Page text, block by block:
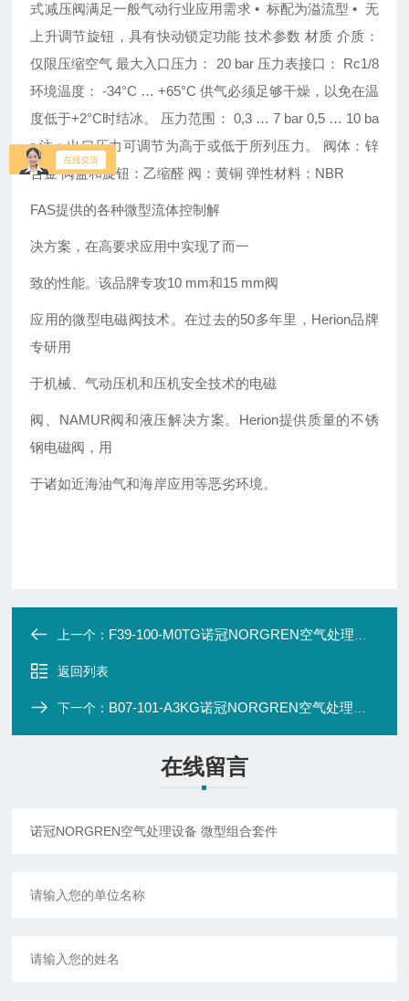
式减压阀满足一般气动行业应用需求 • 标配为溢流型• 无
上升调节旋钮，具有快动锁定功能技术参数 材质 介质：
仅限压缩空气 最大入口压力： 20 bar 压力表接口： Rc1/8
环境温度：-34°C … +65°C供气必须足够干燥，以免在温
度低于+2°C时结冰。 压力范围： 0,3 … 7 bar 0,5 … 10 ba
r注：出口压力可调节为高于或低于所列压力。 阀体：锌
合金 阀盖和旋钮：乙缩醛 阀：黄铜 弹性材料： NBR
FAS提供的各种微型流体控制解
决方案，在高要求应用中实现了而一
致的性能。该品牌专攻10 mm和15 mm阀
应用的微型电磁阀技术。在过去的50多年里，Herion品牌
专研用
于机械、气动压机和压机安全技术的电磁
阀、NAMUR阀和液压解决方案。Herion提供质量的不锈
钢电磁阀，用
于诸如近海油气和海岸应用等恶劣环境。
上一个： F39-100-M0TG诺冠NORGREN空气处理设备 微型组合套件
返回列表
下一个： B07-101-A3KG诺冠NORGREN空气处理设备 微型组合套件
在线留言